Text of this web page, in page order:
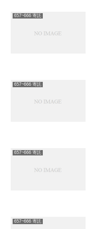
657~666 寄託
657~666 寄託
657~666 寄託
657~666 寄託